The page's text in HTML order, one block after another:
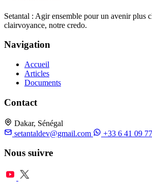
Setantal : Agir ensemble pour un avenir plus
clairvoyance, notre credo.
Navigation
Accueil
Articles
Documents
Contact
Dakar, Sénégal
setantaldev@gmail.com
+33 6 41 09
Nous suivre